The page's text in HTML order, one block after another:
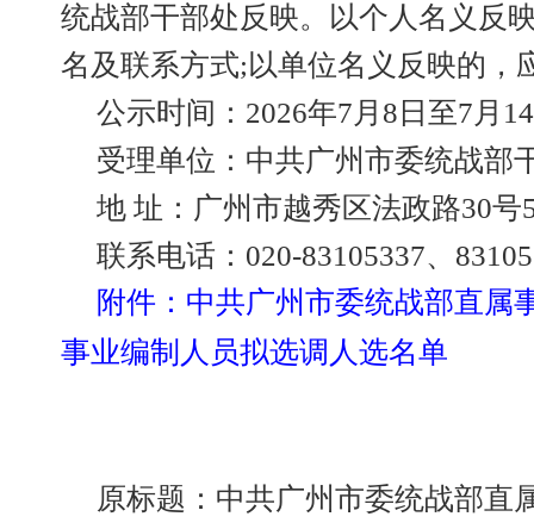
统战部干部处反映。以个人名义反
名及联系方式;以单位名义反映的，
公示时间：2026年7月8日至7月
受理单位：中共广州市委统战部
地 址：广州市越秀区法政路30号
联系电话：020-83105337、
附件：中共广州市委统战部直属
事业编制人员拟选调人选名单
原标题：中共广州市委统战部直